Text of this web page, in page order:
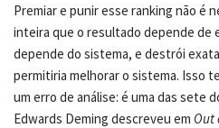
Premiar e punir esse ranking não é
inteira que o resultado depende de
depende do sistema, e destrói
permitiria melhorar o sistema. Isso
um erro de análise: é uma das sete
Edwards Deming descreveu em Out